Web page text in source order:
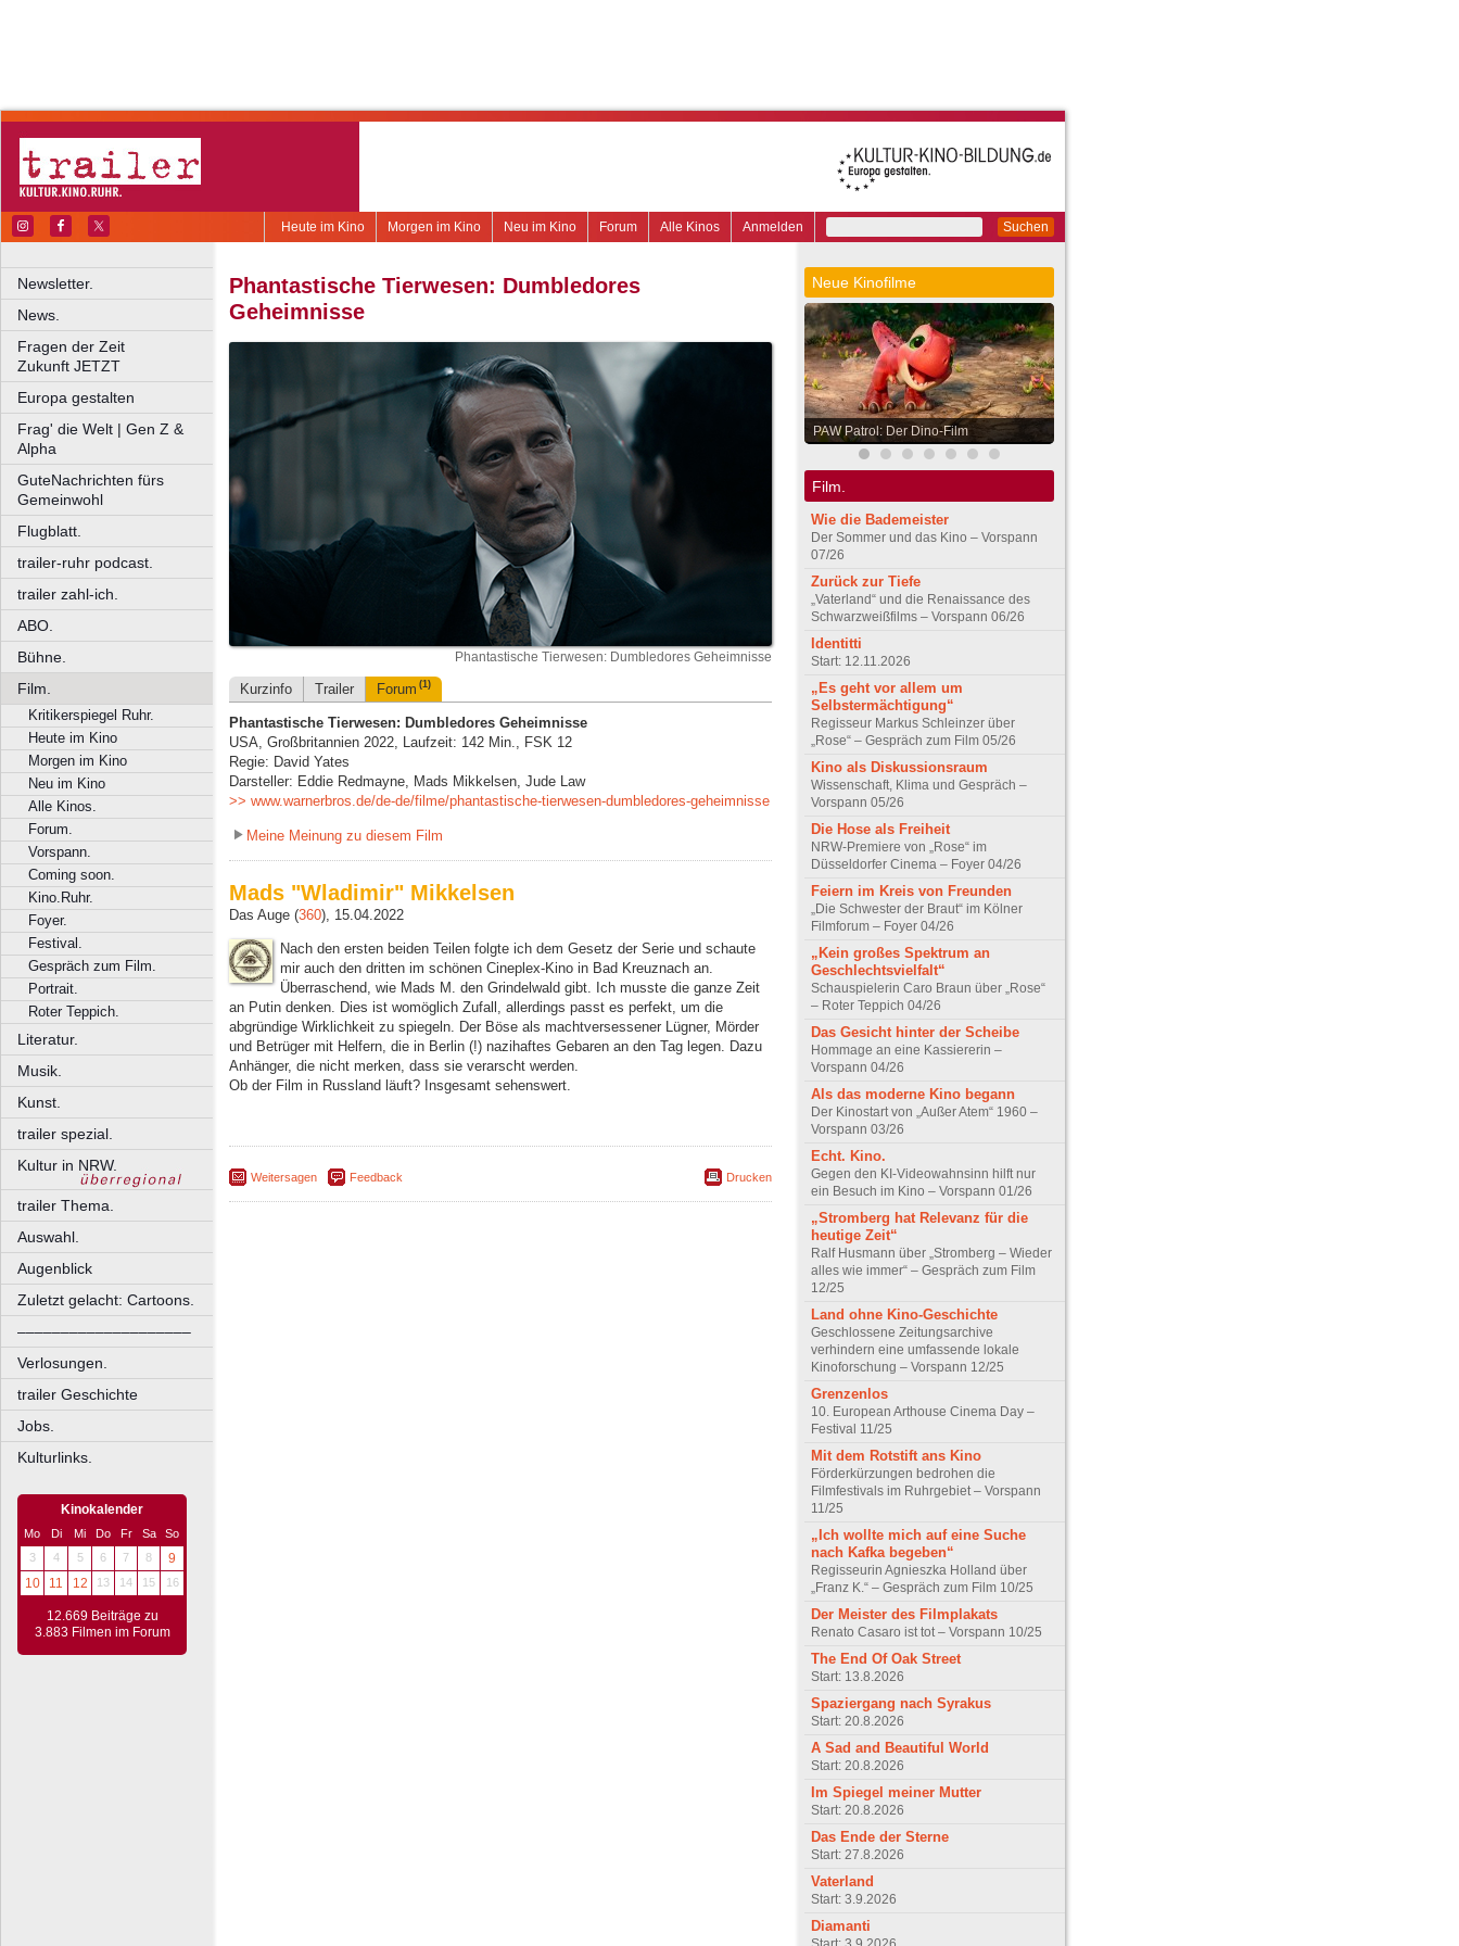
Suchen
Anmelden
Alle Kinos
Forum
Neu im Kino
Morgen im Kino
Heute im Kino
Newsletter.
News.
Fragen der Zeit
Zukunft JETZT
Europa gestalten
Frag' die Welt | Gen Z &
Alpha
GuteNachrichten fürs
Gemeinwohl
Flugblatt.
trailer-ruhr podcast.
trailer zahl-ich.
ABO.
Bühne.
Film.
Kritikerspiegel Ruhr.
Heute im Kino
Morgen im Kino
Neu im Kino
Alle Kinos.
Forum.
Vorspann.
Coming soon.
Kino.Ruhr.
Foyer.
Festival.
Gespräch zum Film.
Portrait.
Roter Teppich.
Literatur.
Musik.
Kunst.
trailer spezial.
Kultur in NRW.
trailer Thema.
Auswahl.
Augenblick
Zuletzt gelacht: Cartoons.
––––––––––––––––––––
Verlosungen.
trailer Geschichte
Jobs.
Kulturlinks.
Kinokalender
Mo Di Mi Do Fr Sa
So
3
4 5 6 7 8
9
10
11 12 13 14 15 16
12.669 Beiträge zu
3.883 Filmen im Forum
Phantastische Tierwesen: Dumbledores
Geheimnisse
Phantastische Tierwesen: Dumbledores Geheimnisse
Kurzinfo Trailer Forum (1)
Phantastische Tierwesen: Dumbledores Geheimnisse
USA, Großbritannien 2022, Laufzeit: 142 Min., FSK 12
Regie: David Yates
Darsteller: Eddie Redmayne, Mads Mikkelsen, Jude Law
>> www.warnerbros.de/de-de/filme/phantastische-tierwesen-dumbledores-geheimnisse
Meine Meinung zu diesem Film
Mads "Wladimir" Mikkelsen
Das Auge (360), 15.04.2022
Nach den ersten beiden Teilen folgte ich dem Gesetz der Serie und schaute
mir auch den dritten im schönen Cineplex-Kino in Bad Kreuznach an.
Überraschend, wie Mads M. den Grindelwald gibt. Ich musste die ganze Zeit
an Putin denken. Dies ist womöglich Zufall, allerdings passt es perfekt, um die
abgründige Wirklichkeit zu spiegeln. Der Böse als machtversessener Lügner, Mörder
und Betrüger mit Helfern, die in Berlin (!) nazihaftes Gebaren an den Tag legen. Dazu
Anhänger, die nicht merken, dass sie verarscht werden.
Ob der Film in Russland läuft? Insgesamt sehenswert.
Weitersagen Feedback Drucken
Neue Kinofilme
PAW Patrol: Der Dino-Film
Film.
Wie die Bademeister
Der Sommer und das Kino – Vorspann
07/26
Zurück zur Tiefe
„Vaterland“ und die Renaissance des
Schwarzweißfilms – Vorspann 06/26
Identitti
Start: 12.11.2026
„Es geht vor allem um
Selbstermächtigung“
Regisseur Markus Schleinzer über
„Rose“ – Gespräch zum Film 05/26
Kino als Diskussionsraum
Wissenschaft, Klima und Gespräch –
Vorspann 05/26
Die Hose als Freiheit
NRW-Premiere von „Rose“ im
Düsseldorfer Cinema – Foyer 04/26
Feiern im Kreis von Freunden
„Die Schwester der Braut“ im Kölner
Filmforum – Foyer 04/26
„Kein großes Spektrum an
Geschlechtsvielfalt“
Schauspielerin Caro Braun über „Rose“
– Roter Teppich 04/26
Das Gesicht hinter der Scheibe
Hommage an eine Kassiererin –
Vorspann 04/26
Als das moderne Kino begann
Der Kinostart von „Außer Atem“ 1960 –
Vorspann 03/26
Echt. Kino.
Gegen den KI-Videowahnsinn hilft nur
ein Besuch im Kino – Vorspann 01/26
„Stromberg hat Relevanz für die
heutige Zeit“
Ralf Husmann über „Stromberg – Wieder
alles wie immer“ – Gespräch zum Film
12/25
Land ohne Kino-Geschichte
Geschlossene Zeitungsarchive
verhindern eine umfassende lokale
Kinoforschung – Vorspann 12/25
Grenzenlos
10. European Arthouse Cinema Day –
Festival 11/25
Mit dem Rotstift ans Kino
Förderkürzungen bedrohen die
Filmfestivals im Ruhrgebiet – Vorspann
11/25
„Ich wollte mich auf eine Suche
nach Kafka begeben“
Regisseurin Agnieszka Holland über
„Franz K.“ – Gespräch zum Film 10/25
Der Meister des Filmplakats
Renato Casaro ist tot – Vorspann 10/25
The End Of Oak Street
Start: 13.8.2026
Spaziergang nach Syrakus
Start: 20.8.2026
A Sad and Beautiful World
Start: 20.8.2026
Im Spiegel meiner Mutter
Start: 20.8.2026
Das Ende der Sterne
Start: 27.8.2026
Vaterland
Start: 3.9.2026
Diamanti